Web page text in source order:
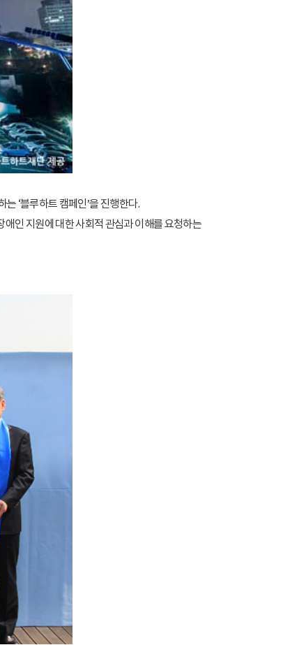
‘블루하트 캠페인’을 진행한다.
인 지원에 대한 사회적 관심과 이해를 요청하는